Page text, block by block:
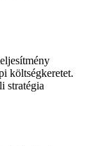
költségkeretet.
stratégia